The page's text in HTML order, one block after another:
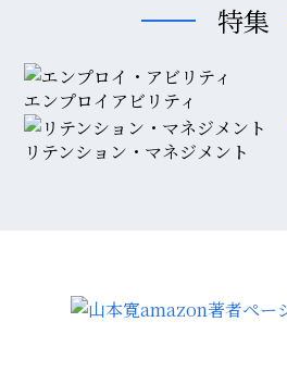
特集
エンプロイアビリティ
リテンション・マネジメント